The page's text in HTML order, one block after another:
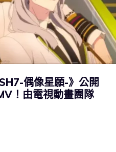
偶像星願-》公開
！由電視動畫團隊